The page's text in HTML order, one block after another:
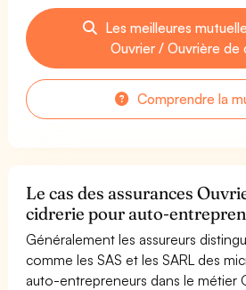
Les meilleures
Ouvrier / Ouvrière de
Comprendre la
Le cas des assurances
cidrerie pour auto-
Généralement les assureurs
comme les SAS et les SARL des
auto-entrepreneurs dans le métier